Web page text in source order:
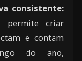
consistente:
permite criar
e contam
do ano,